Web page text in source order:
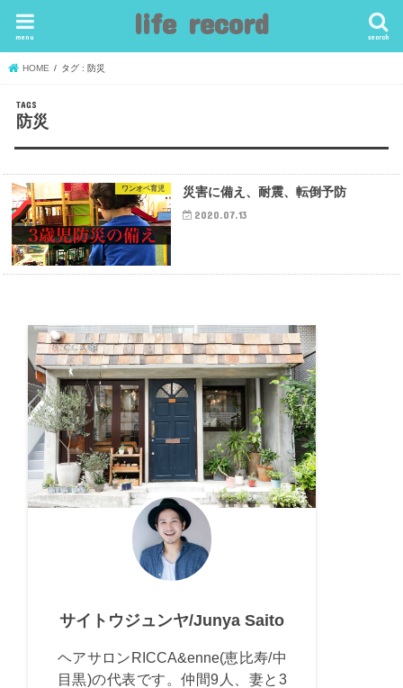
life record search
menu
HOME タグ : 防災
防災
ワンオペ育児 災害に備え、耐震、転倒予防
2020.07.13
サイトウジュンヤ/Junya Saito
ヘアサロンRICCA&enne(恵比寿/中
目黒)の代表です。仲間9人、妻と3